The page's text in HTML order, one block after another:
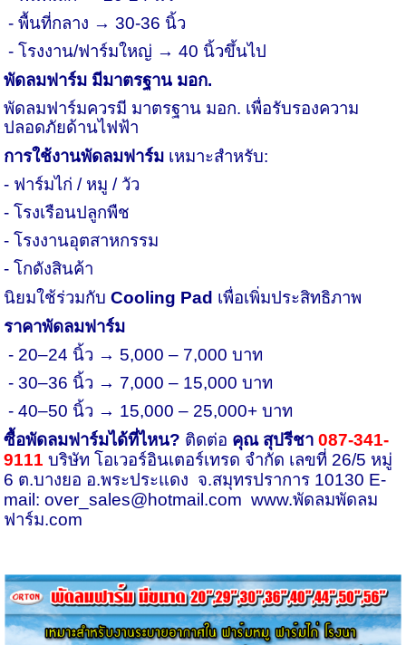
- พื้นที่กลาง → 30-36 นิ้ว
- โรงงาน/ฟาร์มใหญ่ → 40 นิ้วขึ้นไป
พัดลมฟาร์ม มีมาตรฐาน มอก.
พัดลมฟาร์มควรมี มาตรฐาน มอก. เพื่อรับรองความ
ปลอดภัยด้านไฟฟ้า
การใช้งานพัดลมฟาร์ม เหมาะสำหรับ:
- ฟาร์มไก่ / หมู / วัว
- โรงเรือนปลูกพืช
- โรงงานอุตสาหกรรม
- โกดังสินค้า
นิยมใช้ร่วมกับCooling Pad เพื่อเพิ่มประสิทธิภาพ
ราคาพัดลมฟาร์ม
- 20–24 นิ้ว → 5,000 – 7,000 บาท
- 30–36 นิ้ว → 7,000 – 15,000 บาท
- 40–50 นิ้ว → 15,000 – 25,000+ บาท
ซื้อพัดลมฟาร์มได้ที่ไหน? ติดต่อ คุณ สุปรีชา087-341-
9111 บริษัท โอเวอร์อินเตอร์เทรด จำกัด เลขที่ 26/5 หมู่
6 ต.บางยอ อ.พระประแดง จ.สมุทรปราการ 10130 E-
mail:over_sales@hotmail.com www.พัดลมพัดลม
ฟาร์ม.com